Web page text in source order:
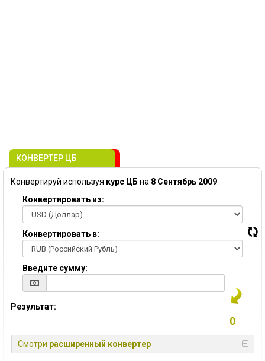
КОНВЕРТЕР ЦБ
Конвертируй используя курс ЦБ на 8 Сентябрь 2009:
Конвертировать из:
Конвертировать в:
Введите сумму:
Результат:
Смотри расширенный конвертер